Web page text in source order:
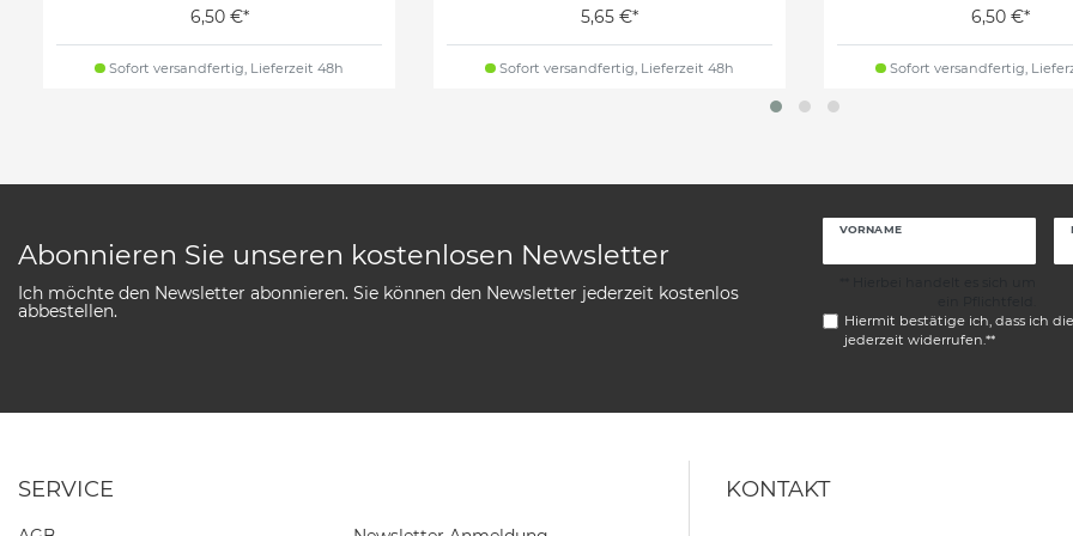
6,50 €*
Sofort versandfertig, Lieferzeit 48h
5,65 €*
Sofort versandfertig, Lieferzeit 48h
6,50 €*
Sofort versandfertig,
Abonnieren Sie unseren kostenlosen Newsletter
Ich möchte den Newsletter abonnieren. Sie können den Newsletter jederzeit kostenlos
abbestellen.
VORNAME
Hiermit bestätige ich, dass ich die
jederzeit widerrufen.**
SERVICE KONTAKT